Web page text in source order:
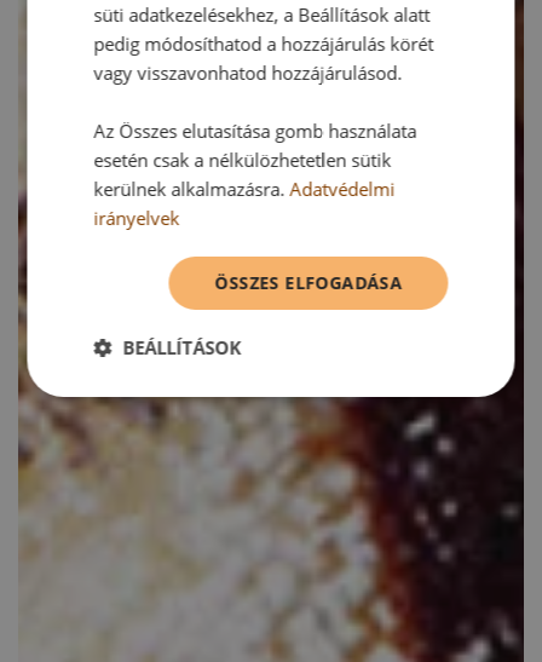
süti adatkezelésekhez, a Beállítások alatt
pedig módosíthatod a hozzájárulás körét
vagy visszavonhatod hozzájárulásod.
Az Összes elutasítása gomb használata
esetén csak a nélkülözhetetlen sütik
kerülnek alkalmazásra.Adatvédelmi
irányelvek
ÖSSZES ELFOGADÁSA
BEÁLLÍTÁSOK